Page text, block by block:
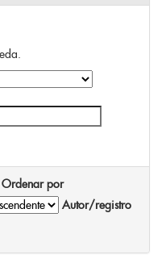
Ordenar por
Autor/registro